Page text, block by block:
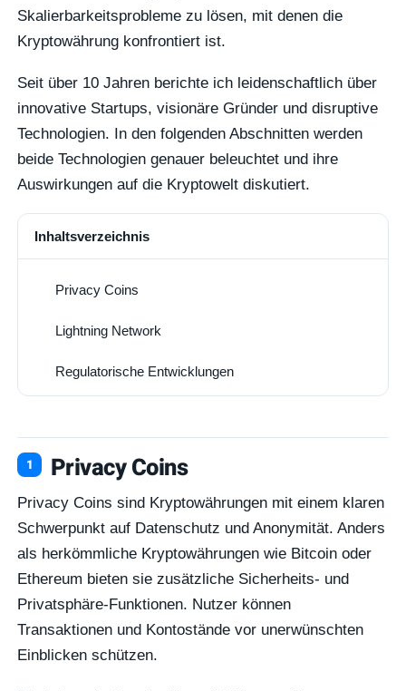
Skalierbarkeitsprobleme zu lösen, mit denen die
Kryptowährung konfrontiert ist.
Seit über 10 Jahren berichte ich leidenschaftlich über
innovative Startups, visionäre Gründer und disruptive
Technologien. In den folgenden Abschnitten werden
beide Technologien genauer beleuchtet und ihre
Auswirkungen auf die Kryptowelt diskutiert.
Inhaltsverzeichnis
Privacy Coins
Lightning Network
Regulatorische Entwicklungen
Privacy Coins
Privacy Coins sind Kryptowährungen mit einem klaren
Schwerpunkt auf Datenschutz und Anonymität. Anders
als herkömmliche Kryptowährungen wie Bitcoin oder
Ethereum bieten sie zusätzliche Sicherheits- und
Privatsphäre-Funktionen. Nutzer können
Transaktionen und Kontostände vor unerwünschten
Einblicken schützen.